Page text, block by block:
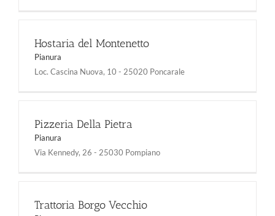
Hostaria del Montenetto
Pianura
Loc. Cascina Nuova, 10 - 25020 Poncarale
Pizzeria Della Pietra
Pianura
Via Kennedy, 26 - 25030 Pompiano
Trattoria Borgo Vecchio